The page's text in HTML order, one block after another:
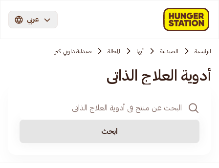
عربي
الرئيسية الصيدلية أبها المحالة صيدلية داوني كير
أدوية العلاج الذاتي
ابحث